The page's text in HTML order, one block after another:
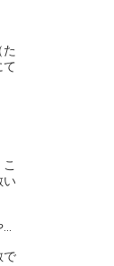
て
い
…
で